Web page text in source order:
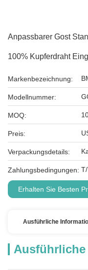
Anpassbarer Gost
100% Kupferdraht
Markenbezeichnung:
Modellnummer:
MOQ:
Preis:
Verpackungsdetails:
Zahlungsbedingungen:
Erhalten Sie Besten
Ausführliche